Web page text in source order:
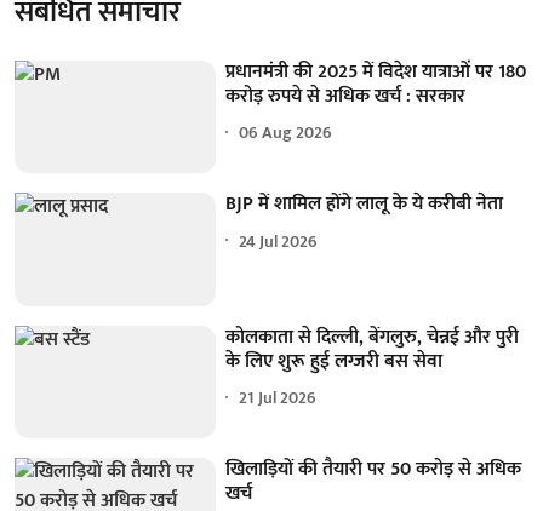
संबंधित समाचार
प्रधानमंत्री की 2025 में विदेश यात्राओं पर 180
करोड़ रुपये से अधिक खर्च : सरकार
06 Aug 2026
BJP में शामिल होंगे लालू के ये करीबी नेता
24 Jul 2026
कोलकाता से दिल्ली, बेंगलुरु, चेन्नई और पुरी
के लिए शुरू हुई लग्जरी बस सेवा
21 Jul 2026
खिलाड़ियों की तैयारी पर 50 करोड़ से अधिक
खर्च